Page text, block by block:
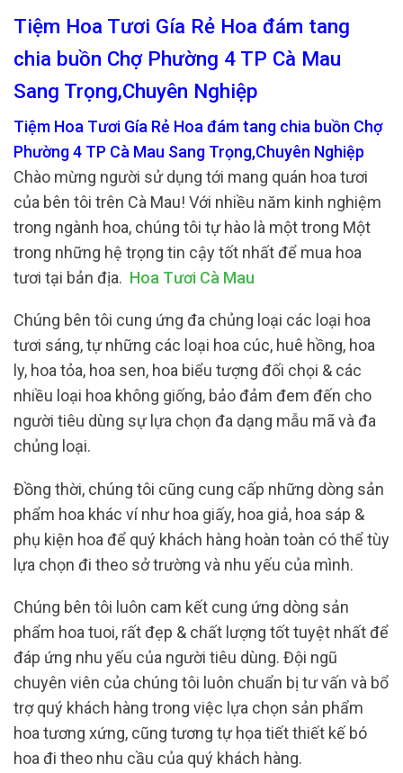
Tiệm Hoa Tươi Gía Rẻ Hoa đám tang
chia buồn Chợ Phường 4 TP Cà Mau
Sang Trọng,Chuyên Nghiệp
Tiệm Hoa Tươi Gía Rẻ Hoa đám tang chia buồn Chợ
Phường 4 TP Cà Mau Sang Trọng,Chuyên Nghiệp
Chào mừng người sử dụng tới mang quán hoa tươi
của bên tôi trên Cà Mau! Với nhiều năm kinh nghiệm
trong ngành hoa, chúng tôi tự hào là một trong Một
trong những hệ trọng tin cậy tốt nhất để mua hoa
tươi tại bản địa. Hoa Tươi Cà Mau
Chúng bên tôi cung ứng đa chủng loại các loại hoa
tươi sáng, tự những các loại hoa cúc, huê hồng, hoa
ly, hoa tỏa, hoa sen, hoa biểu tượng đối chọi & các
nhiều loại hoa không giống, bảo đảm đem đến cho
người tiêu dùng sự lựa chọn đa dạng mẫu mã và đa
chủng loại.
Đồng thời, chúng tôi cũng cung cấp những dòng sản
phẩm hoa khác ví như hoa giấy, hoa giả, hoa sáp &
phụ kiện hoa để quý khách hàng hoàn toàn có thể tùy
lựa chọn đi theo sở trường và nhu yếu của mình.
Chúng bên tôi luôn cam kết cung ứng dòng sản
phẩm hoa tuoi, rất đẹp & chất lượng tốt tuyệt nhất để
đáp ứng nhu yếu của người tiêu dùng. Đội ngũ
chuyên viên của chúng tôi luôn chuẩn bị tư vấn và bổ
trợ quý khách hàng trong việc lựa chọn sản phẩm
hoa tương xứng, cũng tương tự họa tiết thiết kế bó
hoa đi theo nhu cầu của quý khách hàng.